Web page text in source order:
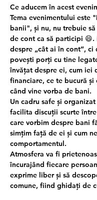
Ce aducem în acest
Tema evenimentului este
banii", și nu, nu trebuie
de cont ca să participi 😄.
despre „cât ai în cont”, ci
povești porți cu tine
învățat despre ei, cum iei
financiare, ce te bucură și
când vine vorba de bani.
Un cadru safe și
facilita discuții scurte
care vorbim despre bani
simțim față de ei și cum
comportamentul.
Atmosfera va fi
încurajând fiecare
exprime liber și să
comune, fiind ghidați de